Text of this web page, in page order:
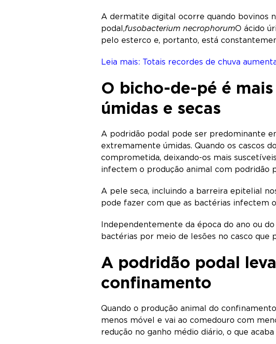
A dermatite digital ocorre quando bovinos
podal,fusobacterium necrophorumO ácido
pelo esterco e, portanto, está
Leia mais: Totais recordes de chuva
O bicho-de-pé é
úmidas e secas
A podridão podal pode ser predominante
extremamente úmidas. Quando os cascos
comprometida, deixando-os mais
infectem o produção animal com podridão
A pele seca, incluindo a barreira epitelial
pode fazer com que as bactérias infectem
Independentemente da época do ano ou
bactérias por meio de lesões no casco que
A podridão podal
confinamento
Quando o produção animal do
menos móvel e vai ao comedouro com
redução no ganho médio diário, o que